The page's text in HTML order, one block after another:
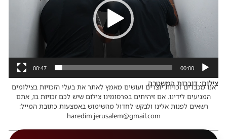
00:00
00:47
צילום: דוברות המשטרה
אנו מכבדים זכויות יוצרים ועושים מאמץ לאתר את בעלי הזכויות בצילומים
המגיעים לידינו. אם זיהיתים בפרסומינו צילום שיש לכם זכויות בו, אתם
רשאים לפנות אלינו ולבקש לחדול מהשימוש באמצעות כתובת המייל:
haredim.jerusalem@gmail.com